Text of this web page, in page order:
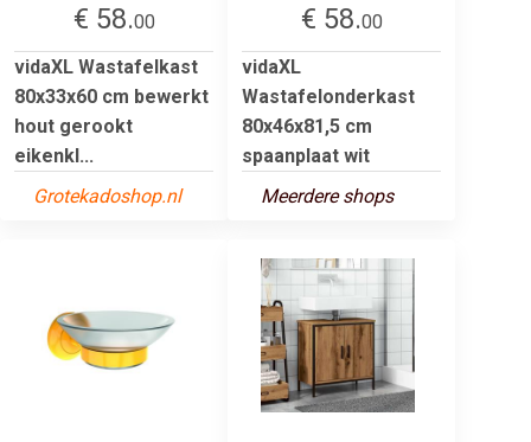
€ 58.00
vidaXL Wastafelkast
80x33x60 cm bewerkt
hout gerookt
eikenkl...
Grotekadoshop.nl
€ 58.00
vidaXL
Wastafelonderkast
80x46x81,5 cm
spaanplaat wit
Meerdere shops